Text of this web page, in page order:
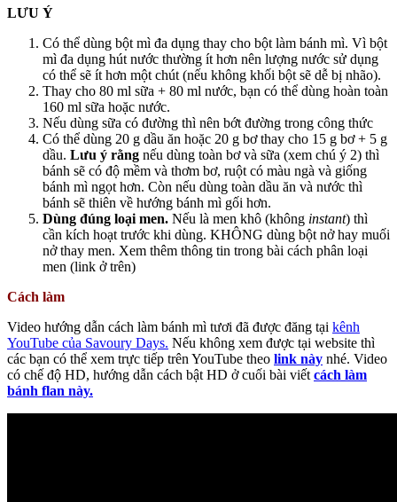
LƯU Ý
Có thể dùng bột mì đa dụng thay cho bột làm bánh mì. Vì bột
mì đa dụng hút nước thường ít hơn nên lượng nước sử dụng
có thể sẽ ít hơn một chút (nếu không khối bột sẽ dễ bị nhão).
Thay cho 80 ml sữa + 80 ml nước, bạn có thể dùng hoàn toàn
160 ml sữa hoặc nước.
Nếu dùng sữa có đường thì nên bớt đường trong công thức
Có thể dùng 20 g dầu ăn hoặc 20 g bơ thay cho 15 g bơ + 5 g
dầu. Lưu ý rằng nếu dùng toàn bơ và sữa (xem chú ý 2) thì
bánh sẽ có độ mềm và thơm bơ, ruột có màu ngà và giống
bánh mì ngọt hơn. Còn nếu dùng toàn dầu ăn và nước thì
bánh sẽ thiên về hướng bánh mì gối hơn.
Dùng đúng loại men. Nếu là men khô (không instant) thì
cần kích hoạt trước khi dùng. KHÔNG dùng bột nở hay muối
nở thay men. Xem thêm thông tin trong bài cách phân loại
men (link ở trên)
Cách làm
Video hướng dẫn cách làm bánh mì tươi đã được đăng tại kênh
YouTube của Savoury Days. Nếu không xem được tại website thì
các bạn có thể xem trực tiếp trên YouTube theo link này nhé. Video
có chế độ HD, hướng dẫn cách bật HD ở cuối bài viết cách làm
bánh flan này.